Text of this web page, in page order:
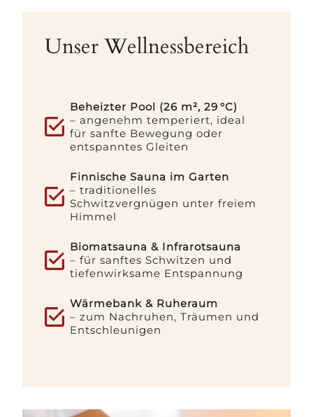
Unser Wellnessbereich
Beheizter Pool (26 m², 29 °C)
– angenehm temperiert, ideal
für sanfte Bewegung oder
entspanntes Gleiten
Finnische Sauna im Garten
– traditionelles
Schwitzvergnügen unter freiem
Himmel
Biomatsauna & Infrarotsauna
– für sanftes Schwitzen und
tiefenwirksame Entspannung
Wärmebank & Ruheraum
– zum Nachruhen, Träumen und
Entschleunigen